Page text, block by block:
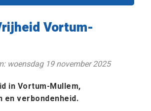
Vortum-
woensdag 19 november 2025
in Vortum-Mullem,
en verbondenheid.